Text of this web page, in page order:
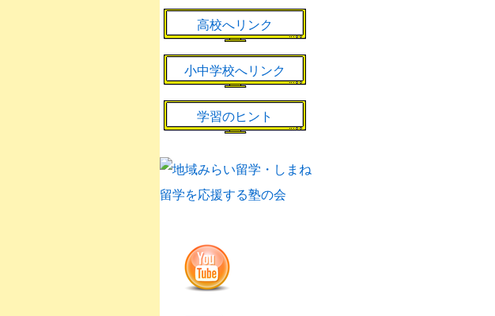
高校へリンク
小中学校へリンク
学習のヒント